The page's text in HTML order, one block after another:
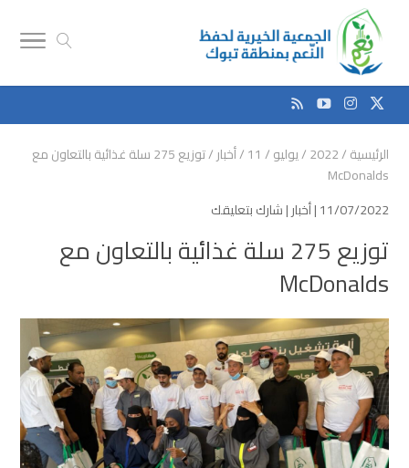
الرئيسية/
2022
/يوليو/
11
/أخبار/
توزيع 275 سلة غذائية بالتعاون مع
McDonalds
11/07/2022 | أخبار|شارك بتعليقك
توزيع 275 سلة غذائية بالتعاون مع
McDonalds